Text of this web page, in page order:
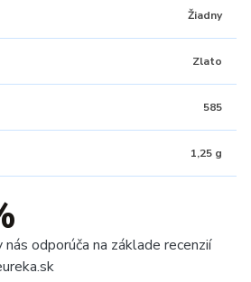
Žiadny
Zlato
585
1,25 g
nás odporúča na základe recenzií